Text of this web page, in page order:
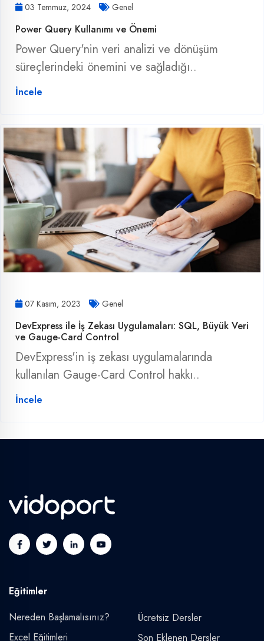
03 Temmuz, 2024 Genel
Power Query Kullanımı ve Önemi
Power Query'nin veri analizi ve dönüşüm
süreçlerindeki önemini ve sağladığı..
İncele
07 Kasım, 2023 Genel
DevExpress ile İş Zekası Uygulamaları: SQL, Büyük Veri
ve Gauge-Card Control
DevExpress'in iş zekası uygulamalarında
kullanılan Gauge-Card Control hakkı..
İncele
Eğitimler
Nereden Başlamalısınız?
Excel Eğitimleri
Ücretsiz Dersler
Son Eklenen Dersler